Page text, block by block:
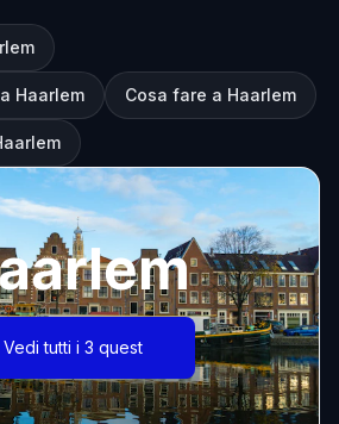
Haarlem Cosa fare a Haarlem
Vedi tutti i 3 quest